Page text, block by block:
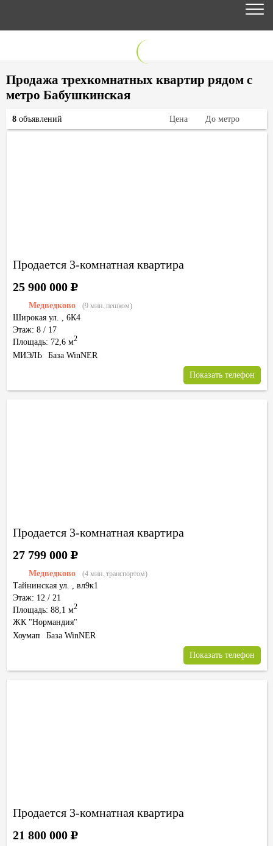
Продажа трехкомнатных квартир рядом с
метро Бабушкинская
Продается 3-комнатная квартира
Медведково (9 мин. пешком)
Широкая ул. , 6К4
Этаж: 8 / 17
Площадь: 72,6 м2
25 900 000Р
МИЭЛЬ База WinNER
Показать телефон
Продается 3-комнатная квартира
Медведково (4 мин. транспортом)
Тайнинская ул. , вл9к1
Этаж: 12 / 21
Площадь: 88,1 м2
ЖК "Нормандия"
27 799 000Р
Хоумап База WinNER
Показать телефон
Продается 3-комнатная квартира
21 800 000Р
8 объявлений Цена До метро